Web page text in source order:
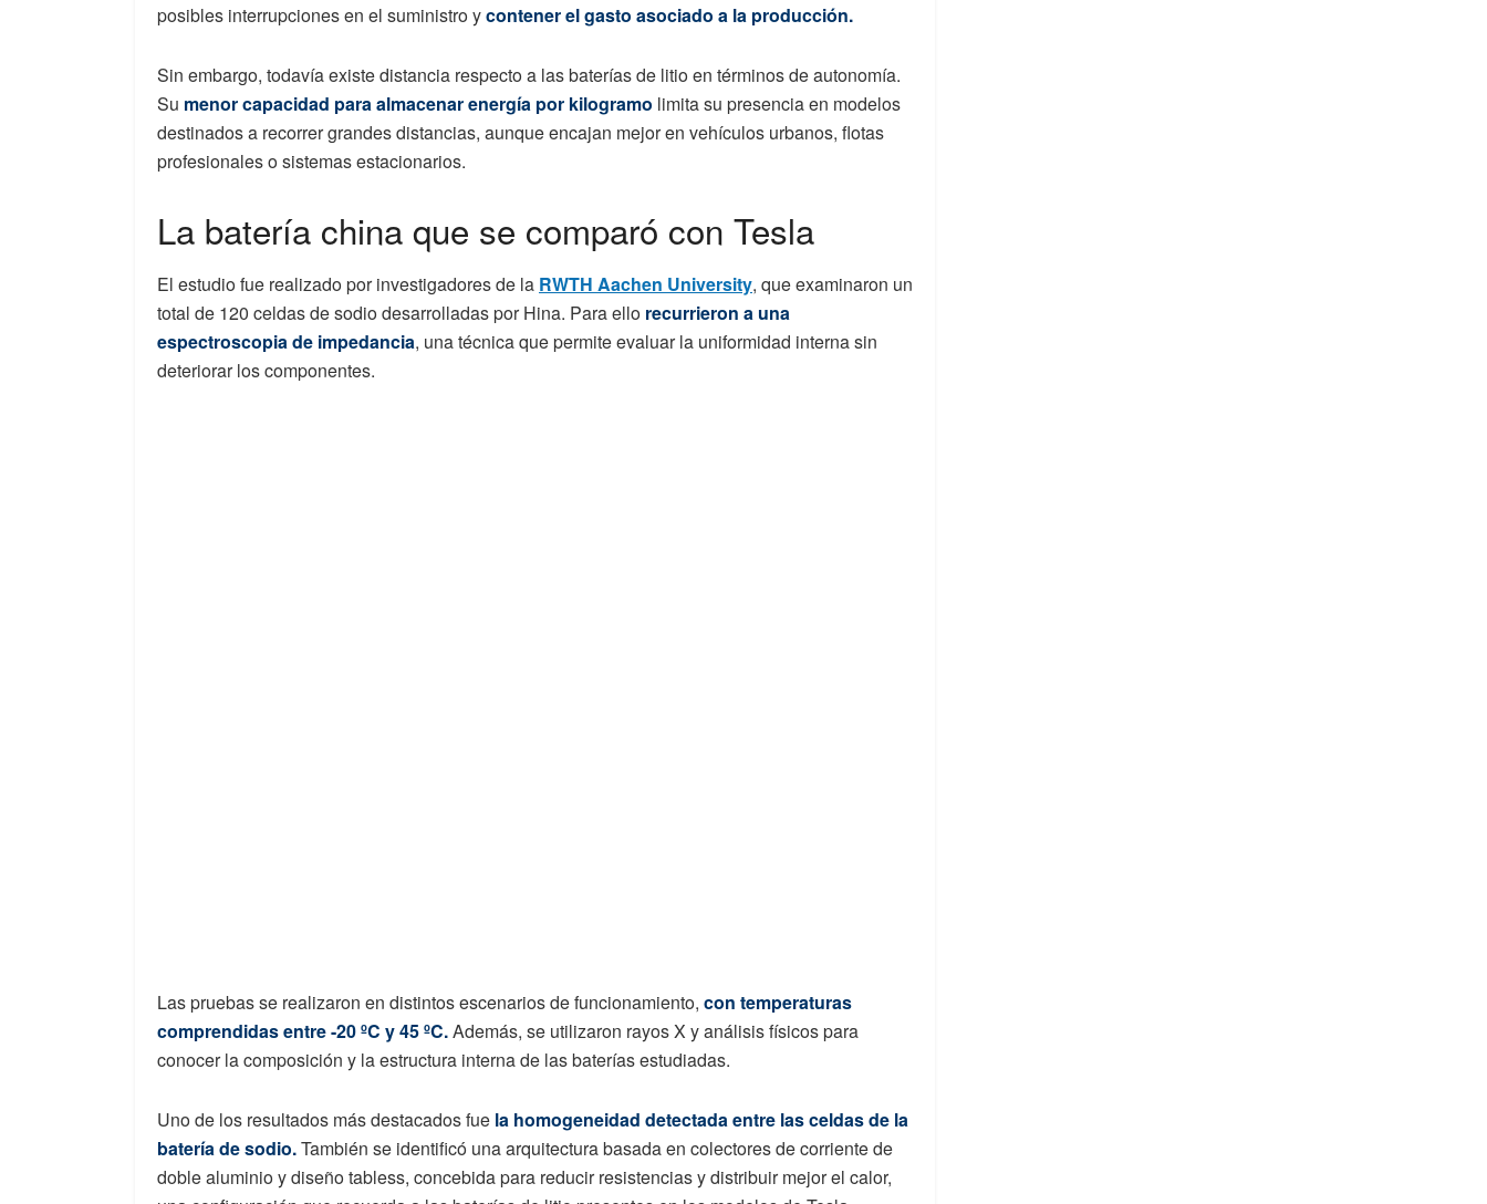
posibles interrupciones en el suministro ycontener el gasto asociado a la producción.
Sin embargo, todavía existe distancia respecto a las baterías de litio en términos de autonomía.
Su menor capacidad para almacenar energía por kilogramo limita su presencia en modelos
destinados a recorrer grandes distancias, aunque encajan mejor en vehículos urbanos, flotas
profesionales o sistemas estacionarios.
La batería china que se comparó con Tesla
El estudio fue realizado por investigadores de la RWTH Aachen University, que examinaron un
total de 120 celdas de sodio desarrolladas por Hina. Para ello recurrieron a una
espectroscopia de impedancia, una técnica que permite evaluar la uniformidad interna sin
deteriorar los componentes.
Las pruebas se realizaron en distintos escenarios de funcionamiento, con temperaturas
comprendidas entre -20 ºC y 45 ºC.Además, se utilizaron rayos X y análisis físicos para
conocer la composición y la estructura interna de las baterías estudiadas.
Uno de los resultados más destacados fue la homogeneidad detectada entre las celdas de la
batería de sodio.También se identificó una arquitectura basada en colectores de corriente de
doble aluminio y diseño tabless, concebida para reducir resistencias y distribuir mejor el calor,